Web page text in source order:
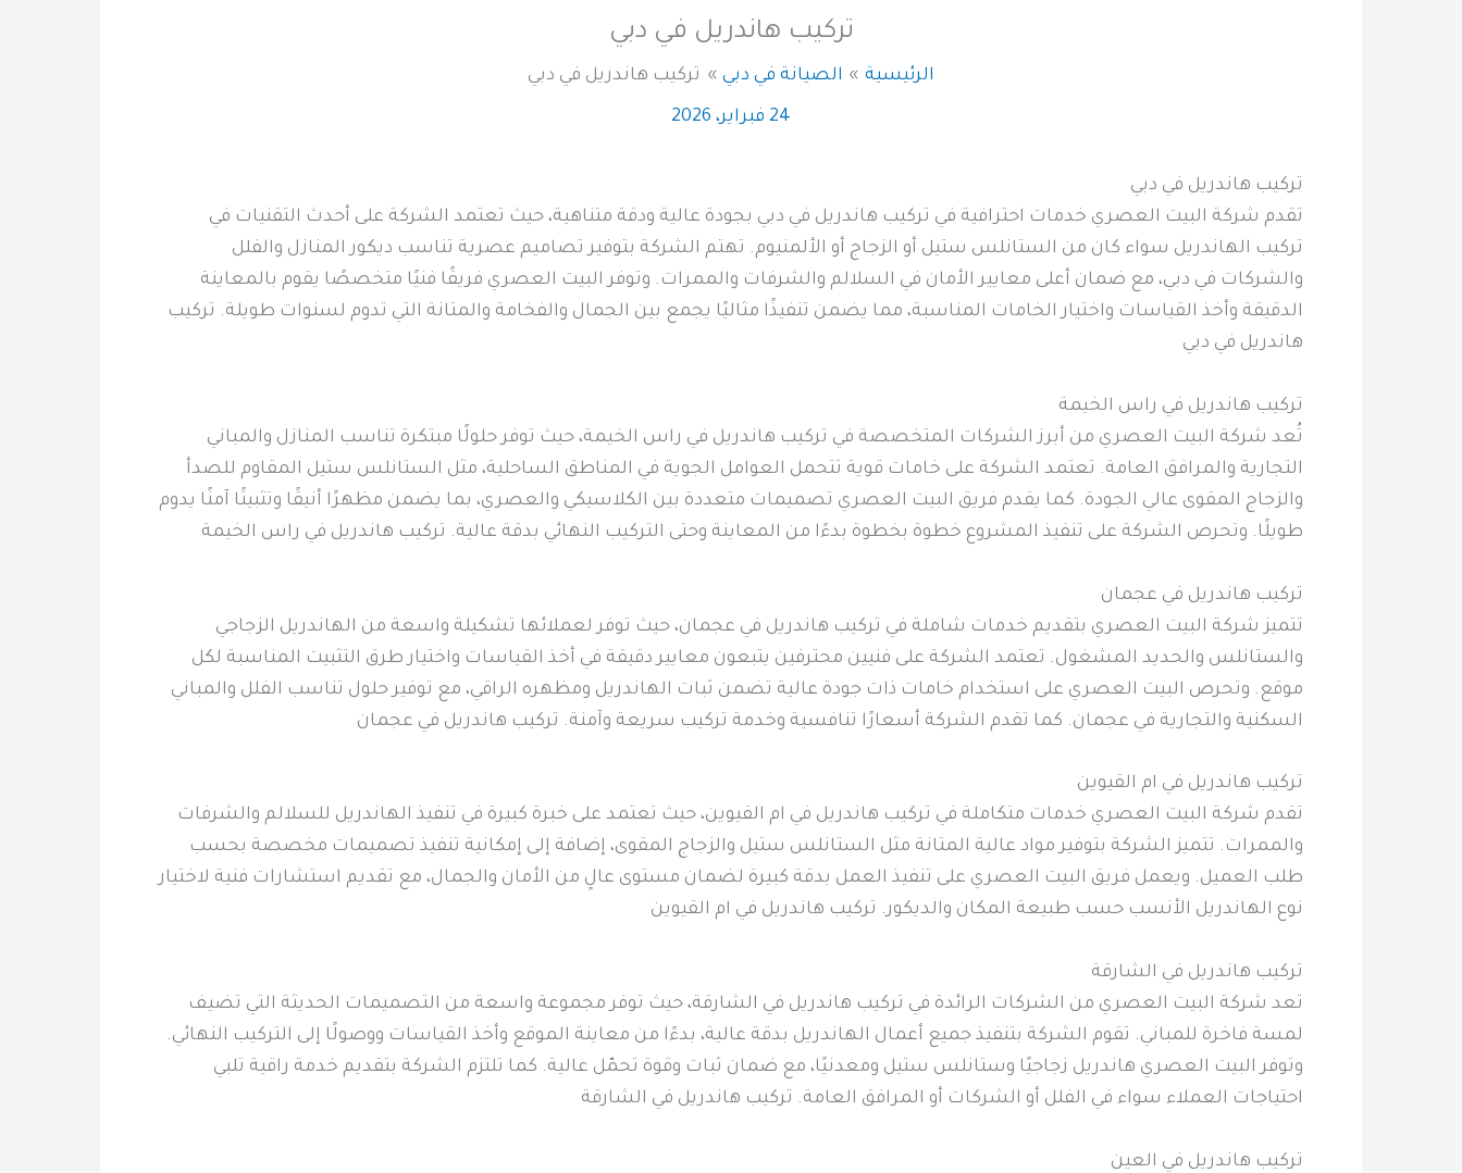
تركيب هاندريل في دبي
الرئيسية الصيانة في دبي تركيب هاندريل في دبي
24 فبراير، 2026
تركيب هاندريل في دبي
تقدم شركة البيت العصري خدمات احترافية في تركيب هاندريل في دبي بجودة عالية ودقة متناهية، حيث تعتمد الشركة على أحدث التقنيات في
تركيب الهاندريل سواء كان من الستانلس ستيل أو الزجاج أو الألمنيوم. تهتم الشركة بتوفير تصاميم عصرية تناسب ديكور المنازل والفلل
والشركات في دبي، مع ضمان أعلى معايير الأمان في السلالم والشرفات والممرات. وتوفر البيت العصري فريقًا فنيًا متخصصًا يقوم بالمعاينة
الدقيقة وأخذ القياسات واختيار الخامات المناسبة، مما يضمن تنفيذًا مثاليًا يجمع بين الجمال والفخامة والمتانة التي تدوم لسنوات طويلة. تركيب
هاندريل في دبي
تركيب هاندريل في راس الخيمة
تُعد شركة البيت العصري من أبرز الشركات المتخصصة في تركيب هاندريل في راس الخيمة، حيث توفر حلولًا مبتكرة تناسب المنازل والمباني
التجارية والمرافق العامة. تعتمد الشركة على خامات قوية تتحمل العوامل الجوية في المناطق الساحلية، مثل الستانلس ستيل المقاوم للصدأ
والزجاج المقوى عالي الجودة. كما يقدم فريق البيت العصري تصميمات متعددة بين الكلاسيكي والعصري، بما يضمن مظهرًا أنيقًا وتثبيتًا آمنًا يدوم
طويلًا. وتحرص الشركة على تنفيذ المشروع خطوة بخطوة بدءًا من المعاينة وحتى التركيب النهائي بدقة عالية. تركيب هاندريل في راس الخيمة
تركيب هاندريل في عجمان
تتميز شركة البيت العصري بتقديم خدمات شاملة في تركيب هاندريل في عجمان، حيث توفر لعملائها تشكيلة واسعة من الهاندريل الزجاجي
والستانلس والحديد المشغول. تعتمد الشركة على فنيين محترفين يتبعون معايير دقيقة في أخذ القياسات واختيار طرق التثبيت المناسبة لكل
موقع. وتحرص البيت العصري على استخدام خامات ذات جودة عالية تضمن ثبات الهاندريل ومظهره الراقي، مع توفير حلول تناسب الفلل والمباني
السكنية والتجارية في عجمان. كما تقدم الشركة أسعارًا تنافسية وخدمة تركيب سريعة وآمنة. تركيب هاندريل في عجمان
تركيب هاندريل في ام القيوين
تقدم شركة البيت العصري خدمات متكاملة في تركيب هاندريل في ام القيوين، حيث تعتمد على خبرة كبيرة في تنفيذ الهاندريل للسلالم والشرفات
والممرات. تتميز الشركة بتوفير مواد عالية المتانة مثل الستانلس ستيل والزجاج المقوى، إضافة إلى إمكانية تنفيذ تصميمات مخصصة بحسب
طلب العميل. ويعمل فريق البيت العصري على تنفيذ العمل بدقة كبيرة لضمان مستوى عالٍ من الأمان والجمال، مع تقديم استشارات فنية لاختيار
نوع الهاندريل الأنسب حسب طبيعة المكان والديكور. تركيب هاندريل في ام القيوين
تركيب هاندريل في الشارقة
تعد شركة البيت العصري من الشركات الرائدة في تركيب هاندريل في الشارقة، حيث توفر مجموعة واسعة من التصميمات الحديثة التي تضيف
لمسة فاخرة للمباني. تقوم الشركة بتنفيذ جميع أعمال الهاندريل بدقة عالية، بدءًا من معاينة الموقع وأخذ القياسات ووصولًا إلى التركيب النهائي.
وتوفر البيت العصري هاندريل زجاجيًا وستانلس ستيل ومعدنيًا، مع ضمان ثبات وقوة تحمّل عالية. كما تلتزم الشركة بتقديم خدمة راقية تلبي
احتياجات العملاء سواء في الفلل أو الشركات أو المرافق العامة. تركيب هاندريل في الشارقة
تركيب هاندريل في العين